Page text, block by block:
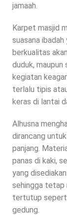
jamaah.
Karpet masjid
suasana
berkualitas
duduk, maupun
kegiatan
terlalu tipis
keras di lantai
Alhusna
dirancang
panjang.
panas di kaki,
yang
sehingga tetap
tertutup
gedung.